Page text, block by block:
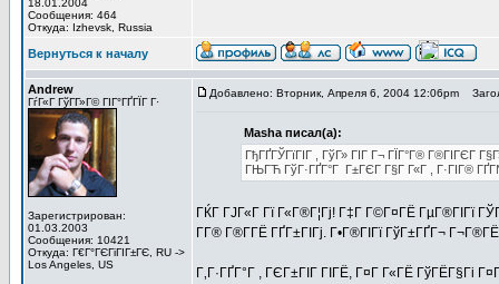
18.01.2004
Сообщения: 464
Откуда: Izhevsk, Russia
Вернуться к началу
Andrew
ГѓГ«Г ГўГ­Г»Г© ГІГ°ГҐГЇГ Г·
Зарегистрирован:
01.03.2003
Сообщения: 10421
Откуда: Г€Г°ГЄГіГІГ±ГЄ, RU ->
Los Angeles, US
Добавлено: Вторник, Апреля 6, 2004 12:06pm
Masha писал(а):
ГђГҐГЎГїГІГ , ГўГ» ГІГ Г¬ ГЇГ°Г® Г®ГІГЄГ
ГЊГЋ ГўГ·ГҐГ°Г Г±ГЄГ Г§Г Г«Г , Г·ГІГ®
ГЌГ ГЈГ«Г Гї Г«Г®Г¦Гј! Г‡Г Г©Г¤ГЁ ГµГ®ГІГї
Г­Г® Г®Г­ГЁ ГҐГ±ГІГј. Г•Г®ГІГї ГўГ±ГҐГ¬
Г‚Г·ГҐГ°Г , ГЄГ±ГІГ ГІГЁ, Г¤Г Г«ГЁ ГўГЁГ§Гі